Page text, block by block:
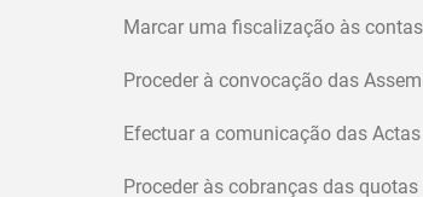
Marcar uma fiscalização às
Proceder à convocação das
Efectuar a comunicação das
Proceder às cobranças das